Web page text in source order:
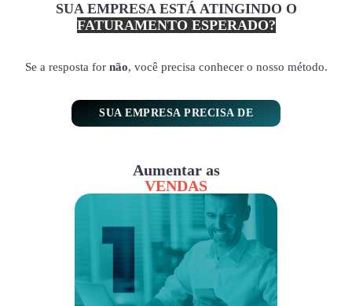
SUA EMPRESA ESTÁ ATINGINDO O
FATURAMENTO ESPERADO?
Se a resposta for não, você precisa conhecer o nosso método.
SUA EMPRESA PRECISA DE
Aumentar as
VENDAS